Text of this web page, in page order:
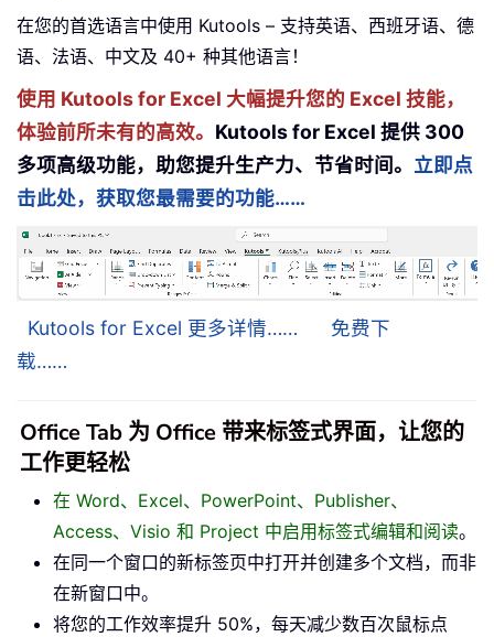
在您的首选语言中使用 Kutools – 支持英语、西班牙语、德
语、法语、中文及 40+ 种其他语言！
使用 Kutools for Excel 大幅提升您的 Excel 技能，
体验前所未有的高效。 Kutools for Excel 提供 300
多项高级功能，助您提升生产力、节省时间。 立即点
击此处，获取您最需要的功能……
Kutools for Excel 更多详情……
免费下
载……
Office Tab 为 Office 带来标签式界面，让您的
工作更轻松
在 Word、Excel、PowerPoint、Publisher、
Access、Visio 和 Project 中启用标签式编辑和阅读。
在同一个窗口的新标签页中打开并创建多个文档，而非
在新窗口中。
将您的工作效率提升 50%，每天减少数百次鼠标点